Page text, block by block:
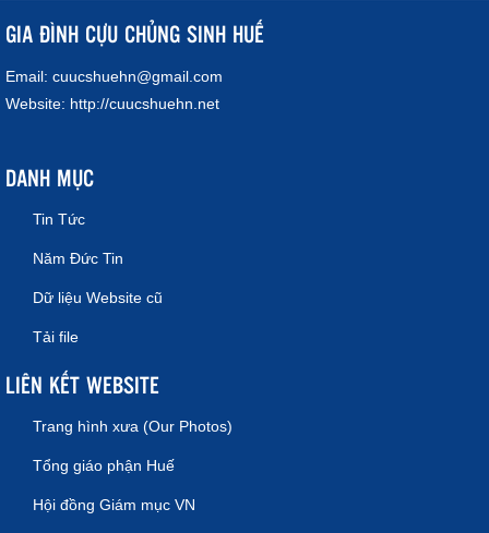
GIA ĐÌNH CỰU CHỦNG SINH HUẾ
Email: cuucshuehn@gmail.com
Website: http://cuucshuehn.net
DANH MỤC
Tin Tức
Năm Đức Tin
Dữ liệu Website cũ
Tải file
LIÊN KẾT WEBSITE
Trang hình xưa (Our Photos)
Tổng giáo phận Huế
Hội đồng Giám mục VN